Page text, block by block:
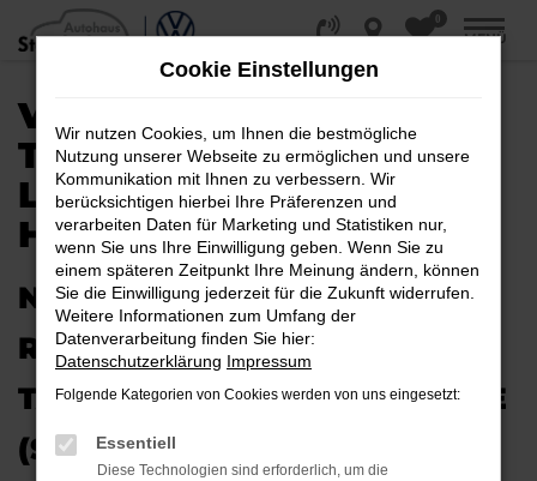
Zum
Hauptinhalt
0
MENÜ
VW ID.4
TAGESZULASSUNG |
LIEFERSERVICE NACH
HALLE (SAALE)
NEUES FAHRZEUG MIT VIEL
RABATT: IHRE VW ID.4
TAGESZULASSUNG FÜR HALLE
(SAALE)
Cookie Einstellungen
Wir nutzen Cookies, um Ihnen die bestmögliche
Nutzung unserer Webseite zu ermöglichen und unsere
Kommunikation mit Ihnen zu verbessern. Wir
berücksichtigen hierbei Ihre Präferenzen und
verarbeiten Daten für Marketing und Statistiken nur,
wenn Sie uns Ihre Einwilligung geben. Wenn Sie zu
einem späteren Zeitpunkt Ihre Meinung ändern, können
Sie die Einwilligung jederzeit für die Zukunft widerrufen.
Weitere Informationen zum Umfang der
Datenverarbeitung finden Sie hier:
Datenschutzerklärung Impressum
Folgende Kategorien von Cookies werden von uns eingesetzt:
Essentiell
Diese Technologien sind erforderlich, um die